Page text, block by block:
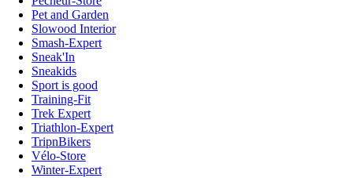
Pet and Garden
Slowood Interior
Smash-Expert
Sneak'In
Sneakids
Sport is good
Training-Fit
Trek Expert
Triathlon-Expert
TripnBikers
Vélo-Store
Winter-Expert